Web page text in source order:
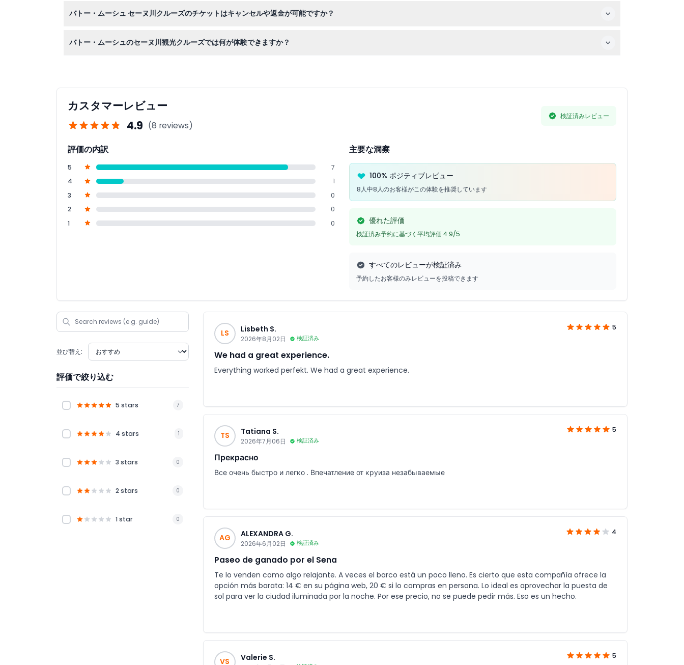
バトー・ムーシュ セーヌ川クルーズのチケットはキャンセルや返金が可能ですか？
バトー・ムーシュのセーヌ川観光クルーズでは何が体験できますか？
カスタマーレビュー
4.9 (8 reviews)
検証済みレビュー
評価の内訳
5
7
4
1
3
0
2
0
1
0
主要な洞察
100% ポジティブレビュー
8人中8人のお客様がこの体験を推奨しています
優れた評価
検証済み予約に基づく平均評価 4.9/5
すべてのレビューが検証済み
予約したお客様のみレビューを投稿できます
並び替え:
評価で絞り込む
5 stars 7
4 stars 1
3 stars 0
2 stars 0
1 star 0
LS Lisbeth S.
2026年8月02日 検証済み
5
We had a great experience.
Everything worked perfekt. We had a great experience.
TS Tatiana S.
2026年7月06日 検証済み
5
Прекрасно
Все очень быстро и легко . Впечатление от круиза незабываемые
AG ALEXANDRA G.
2026年6月02日 検証済み
4
Paseo de ganado por el Sena
Te lo venden como algo relajante. A veces el barco está un poco lleno. Es cierto que esta compañía ofrece la
opción más barata: 14 € en su página web, 20 € si lo compras en persona. Lo ideal es aprovechar la puesta de
sol para ver la ciudad iluminada por la noche. Por ese precio, no se puede pedir más. Eso es un hecho.
VS Valerie S. 5